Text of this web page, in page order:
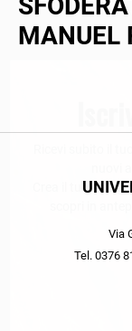
MANUEL
Via
Tel. 0376
Crea il tuo stile
scopri in